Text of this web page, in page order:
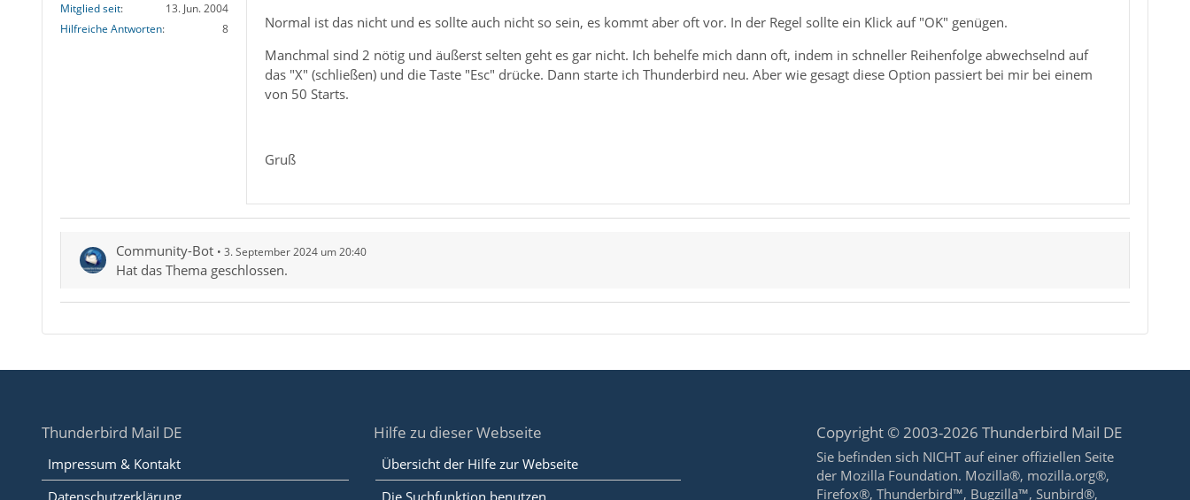
Mitglied seit
13. Jun. 2004
Hilfreiche Antworten
8
Normal ist das nicht und es sollte auch nicht so sein, es kommt aber oft vor. In der Regel sollte ein Klick auf "OK" genügen.
Manchmal sind 2 nötig und äußerst selten geht es gar nicht. Ich behelfe mich dann oft, indem in schneller Reihenfolge abwechselnd auf
das "X" (schließen) und die Taste "Esc" drücke. Dann starte ich Thunderbird neu. Aber wie gesagt diese Option passiert bei mir bei einem
von 50 Starts.
Gruß
Community-Bot 3. September 2024 um 20:40
Hat das Thema geschlossen.
Thunderbird Mail DE
Impressum & Kontakt
Datenschutzerklärung
Hilfe zu dieser Webseite
Übersicht der Hilfe zur Webseite
Die Suchfunktion benutzen
Copyright © 2003-2026 Thunderbird Mail DE
Sie befinden sich NICHT auf einer offiziellen Seite
der Mozilla Foundation. Mozilla®, mozilla.org®,
Firefox®, Thunderbird™, Bugzilla™, Sunbird®,